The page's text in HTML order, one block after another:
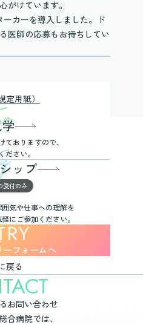
がけています。
ーカーを導入しました。ド
医師の応募もお待ちしてい
用紙）
おりますので、
ださい。
ップ
受付のみ
気や仕事への理解を
にご参加ください。
ーフォームへ
戻る
お問い合わせ
合病院では、